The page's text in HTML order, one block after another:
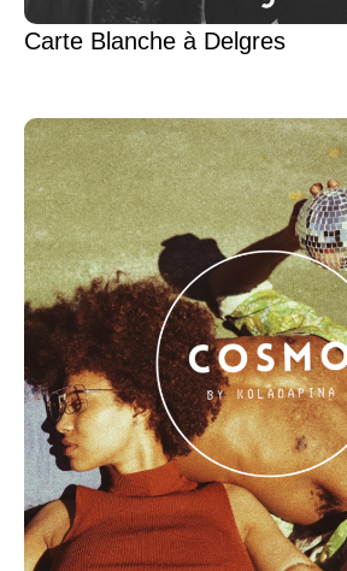
Carte Blanche à Delgres